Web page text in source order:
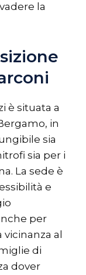
la
è situata a
in
sia
sia per i
La sede è
e
per
al
di
dover